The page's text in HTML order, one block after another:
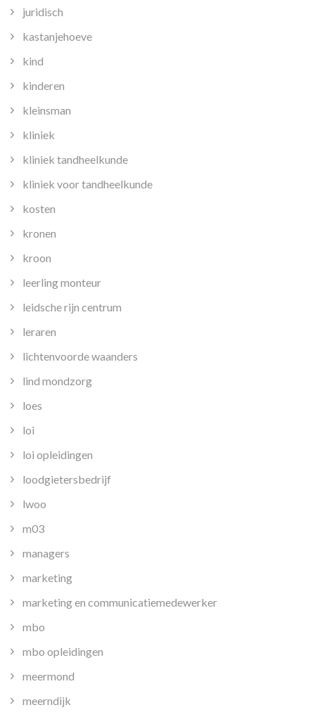
juridisch
kastanjehoeve
kind
kinderen
kleinsman
kliniek
kliniek tandheelkunde
kliniek voor tandheelkunde
kosten
kronen
kroon
leerling monteur
leidsche rijn centrum
leraren
lichtenvoorde waanders
lind mondzorg
loes
loi
loi opleidingen
loodgietersbedrijf
lwoo
m03
managers
marketing
marketing en communicatiemedewerker
mbo
mbo opleidingen
meermond
meerndijk